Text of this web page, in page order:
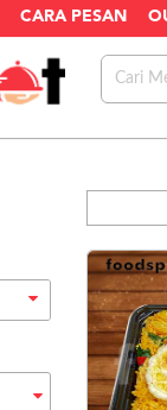
CARA PESAN